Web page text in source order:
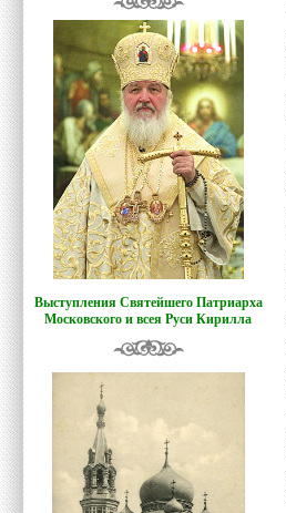
Выступления Святейшего Патриарха
Московского и всея Руси Кирилла